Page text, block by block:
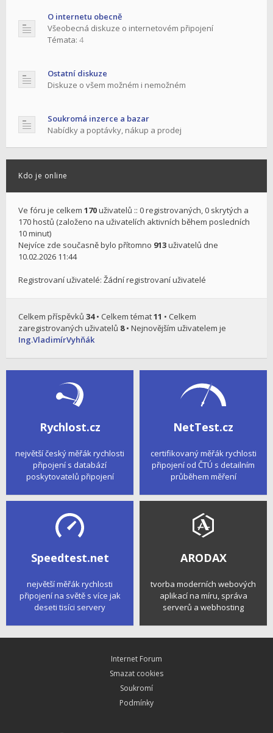
O internetu obecně
Všeobecná diskuze o internetovém připojení
Témata: 4
Ostatní diskuze
Diskuze o všem možném i nemožném
Soukromá inzerce a bazar
Nabídky a poptávky, nákup a prodej
Kdo je online
Ve fóru je celkem 170uživatelů :: 0 registrovaných, 0 skrytých a
170 hostů (založeno na uživatelích aktivních během posledních
10 minut)
Nejvíce zde současně bylo přítomno 913uživatelů dne
10.02.2026 11:44
Registrovaní uživatelé: Žádní registrovaní uživatelé
Celkem příspěvků 34• Celkem témat11 • Celkem
zaregistrovaných uživatelů 8• Nejnovějším uživatelem je
Ing.VladimírVyhňák
Rychlost.cz
největší český měřák rychlosti
připojení s databází
poskytovatelů připojení
NetTest.cz
certifikovaný měřák rychlosti
připojení od ČTÚ s detailním
průběhem měření
Speedtest.net
největší měřák rychlosti
připojení na světě s více jak
deseti tisíci servery
ARODAX
tvorba moderních webových
aplikací na míru, správa
serverů a webhosting
Internet Forum
Smazat cookies
Soukromí
Podmínky